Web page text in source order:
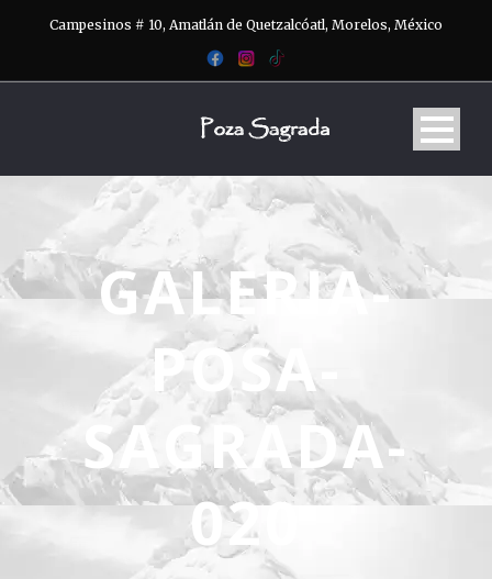
Campesinos # 10, Amatlán de Quetzalcóatl, Morelos, México
GALERIA-
POSA-
SAGRADA-
020